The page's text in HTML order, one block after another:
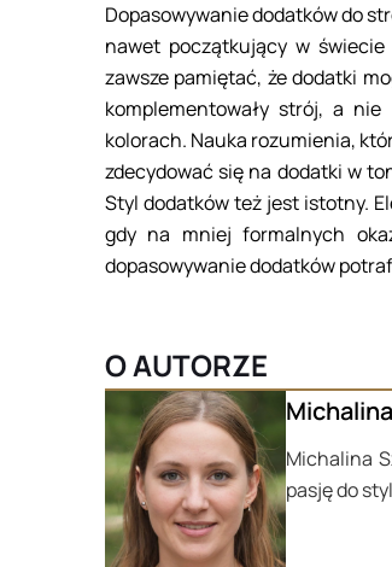
Dopasowywanie dodatków do
nawet początkujący w
zawsze pamiętać, że dodatki
komplementowały strój, a
kolorach. Nauka rozumienia,
zdecydować się na dodatki w
Styl dodatków też jest istotny.
gdy na mniej formalnych
dopasowywanie dodatków
O AUTORZE
Michalina
pasję do